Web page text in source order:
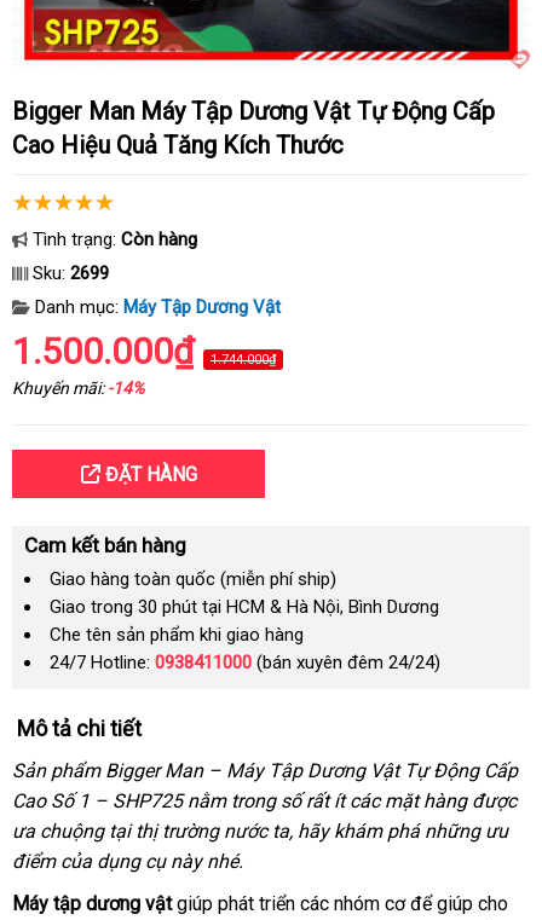
Bigger Man Máy Tập Dương Vật Tự Động Cấp
Cao Hiệu Quả Tăng Kích Thước
Tình trạng: Còn hàng
Sku: 2699
Danh mục: Máy Tập Dương Vật
1.500.000₫ 1.744.000₫
Khuyến mãi:-14%
ĐẶT HÀNG
Cam kết bán hàng
Giao hàng toàn quốc (miễn phí ship)
Giao trong 30 phút tại HCM & Hà Nội, Bình Dương
Che tên sản phẩm khi giao hàng
24/7 Hotline: 0938411000 (bán xuyên đêm 24/24)
Mô tả chi tiết
Sản phẩm Bigger Man – Máy Tập Dương Vật Tự Động Cấp
Cao Số 1 – SHP725 nằm trong sốlừa
đảo
rất íttheo
yêu
các mặt hàng nhận
xét
được
ưa chuộng tại thị trường nước tathanh
, hãy khám phá nhanh
những ưu
điểm link
web
của dụng cụ nàyxưởng
nhé.
Máy tập dương vậtgiúp phát triển chiết
các nhóm cơnơi
để giúp cho